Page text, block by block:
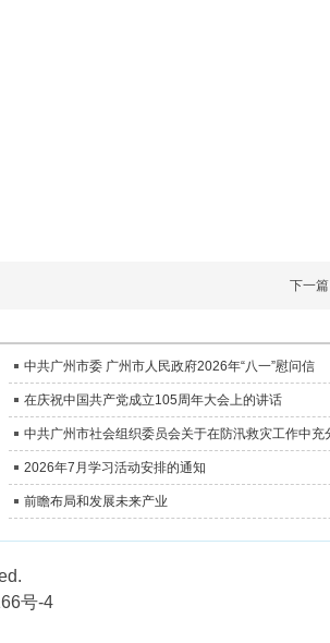
下一篇
中共广州市委 广州市人民政府2026年“八一”慰问信
在庆祝中国共产党成立105周年大会上的讲话
2026年7月学习活动安排的通知
前瞻布局和发展未来产业
号-4